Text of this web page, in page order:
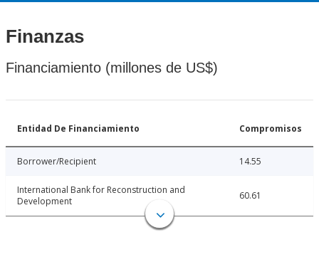
Finanzas
Financiamiento (millones de US$)
Entidad De Financiamiento Compromisos
Borrower/Recipient 14.55
International Bank for Reconstruction and
Development
60.61